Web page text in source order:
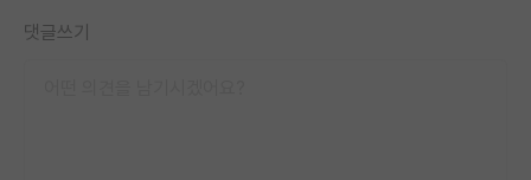
댓글쓰기